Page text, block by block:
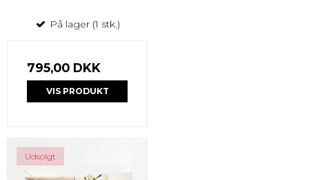
På lager (1 stk.)
795,00 DKK
VIS PRODUKT
Udsolgt